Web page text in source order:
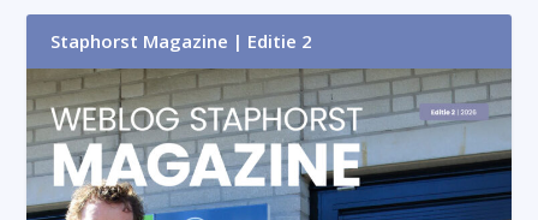
Staphorst Magazine | Editie 2